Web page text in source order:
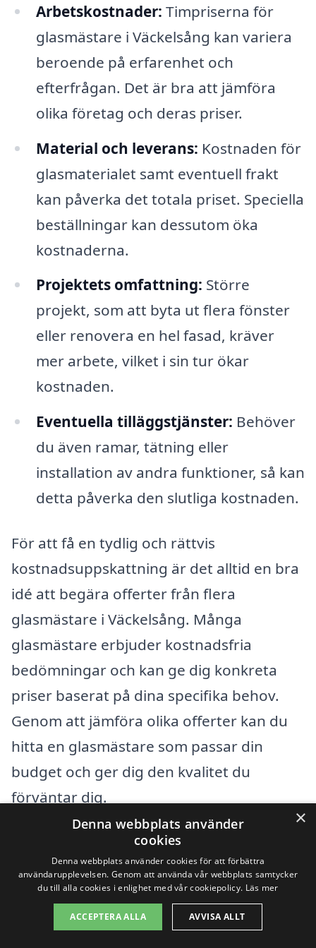
Arbetskostnader: Timpriserna för
glasmästare i Väckelsång kan variera
beroende på erfarenhet och
efterfrågan. Det är bra att jämföra
olika företag och deras priser.
Material och leverans: Kostnaden för
glasmaterialet samt eventuell frakt
kan påverka det totala priset. Speciella
beställningar kan dessutom öka
kostnaderna.
Projektets omfattning: Större
projekt, som att byta ut flera fönster
eller renovera en hel fasad, kräver
mer arbete, vilket i sin tur ökar
kostnaden.
Eventuella tilläggstjänster: Behöver
du även ramar, tätning eller
installation av andra funktioner, så kan
detta påverka den slutliga kostnaden.
För att få en tydlig och rättvis
kostnadsuppskattning är det alltid en bra
idé att begära offerter från flera
glasmästare i Väckelsång. Många
glasmästare erbjuder kostnadsfria
bedömningar och kan ge dig konkreta
priser baserat på dina specifika behov.
Genom att jämföra olika offerter kan du
hitta en glasmästare som passar din
budget och ger dig den kvalitet du
förväntar dig.
Få 3 erbjudanden, gratis och utan
förpliktelser
×
Denna webbplats använder
cookies
Denna webbplats använder cookies för att förbättra
användarupplevelsen. Genom att använda vår webbplats samtycker
du till alla cookies i enlighet med vår cookiepolicy. Läs mer
ACCEPTERA ALLA AVVISA ALLT